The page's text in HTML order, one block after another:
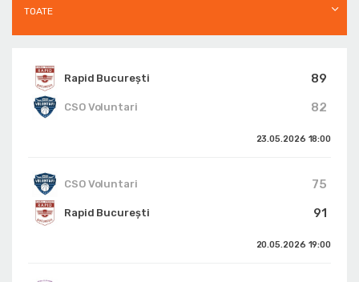
TOATE
Rapid București
89
82
CSO Voluntari
23.05.2026 18:00
CSO Voluntari
75
91
Rapid București
20.05.2026 19:00